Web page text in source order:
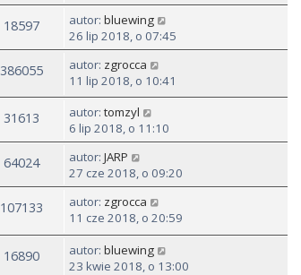
18597 autor: bluewing
26 lip 2018, o 07:45
386055 autor: zgrocca
11 lip 2018, o 10:41
31613 autor: tomzyl
6 lip 2018, o 11:10
64024 autor: JARP
27 cze 2018, o 09:20
107133 autor: zgrocca
11 cze 2018, o 20:59
16890 autor: bluewing
23 kwie 2018, o 13:00